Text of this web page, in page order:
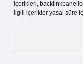
içerikleri,
ilgili içerikler yasal süre